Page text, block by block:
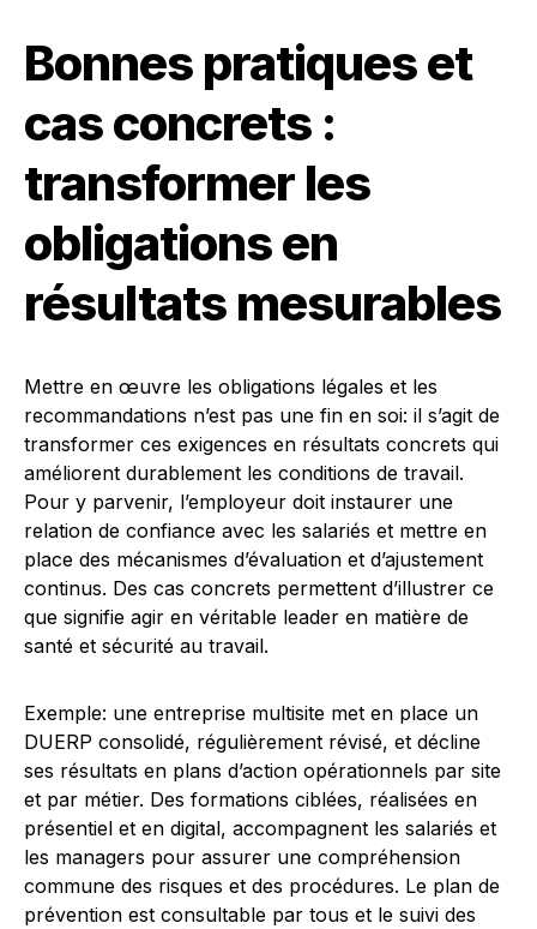
Bonnes pratiques et
cas concrets :
transformer les
obligations en
résultats mesurables
Mettre en œuvre les obligations légales et les
recommandations n’est pas une fin en soi: il s’agit de
transformer ces exigences en résultats concrets qui
améliorent durablement les conditions de travail.
Pour y parvenir, l’employeur doit instaurer une
relation de confiance avec les salariés et mettre en
place des mécanismes d’évaluation et d’ajustement
continus. Des cas concrets permettent d’illustrer ce
que signifie agir en véritable leader en matière de
santé et sécurité au travail.
Exemple: une entreprise multisite met en place un
DUERP consolidé, régulièrement révisé, et décline
ses résultats en plans d’action opérationnels par site
et par métier. Des formations ciblées, réalisées en
présentiel et en digital, accompagnent les salariés et
les managers pour assurer une compréhension
commune des risques et des procédures. Le plan de
prévention est consultable par tous et le suivi des